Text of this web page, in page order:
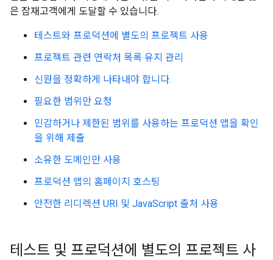
은 잠재고객에게 도달할 수 있습니다.
테스트와 프로덕션에 별도의 프로젝트 사용
프로젝트 관련 연락처 목록 유지 관리
신원을 정확하게 나타내야 합니다.
필요한 범위만 요청
민감하거나 제한된 범위를 사용하는 프로덕션 앱을 확인
을 위해 제출
소유한 도메인만 사용
프로덕션 앱의 홈페이지 호스팅
안전한 리디렉션 URI 및 JavaScript 출처 사용
테스트 및 프로덕션에 별도의 프로젝트 사